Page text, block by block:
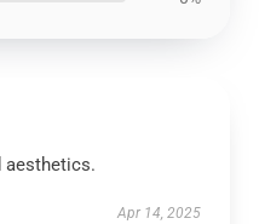
aesthetics.
Apr 14, 2025